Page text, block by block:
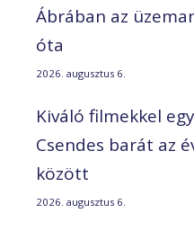
Ábrában az
óta
2026. augusztus 6.
Kiváló filmekkel
Csendes barát az
között
2026. augusztus 6.